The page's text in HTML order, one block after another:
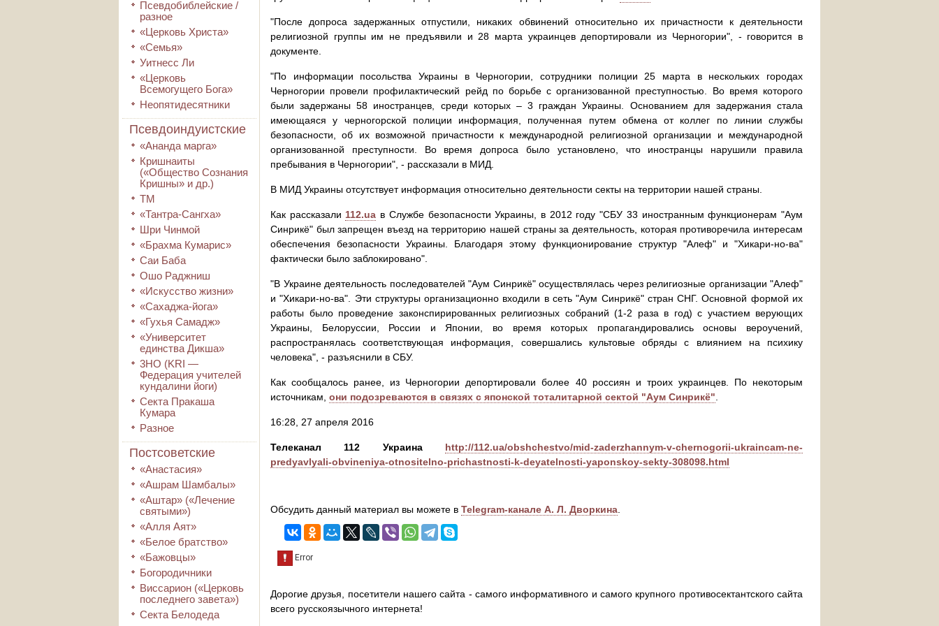
Псевдобиблейские /
разное
«Церковь Христа»
«Семья»
Уитнесс Ли
«Церковь
Всемогущего Бога»
Неопятидесятники
Псевдоиндуистские
«Ананда марга»
Кришнаиты
(«Общество Сознания
Кришны» и др.)
ТМ
«Тантра-Сангха»
Шри Чинмой
«Брахма Кумарис»
Саи Баба
Ошо Раджниш
«Искусство жизни»
«Сахаджа-йога»
«Гухья Самадж»
«Университет
единства Дикша»
3HO (KRI ―
Федерация учителей
кундалини йоги)
Секта Пракаша
Кумара
Разное
Постсоветские
«Анастасия»
«Ашрам Шамбалы»
«Аштар» («Лечение
святыми»)
«Алля Аят»
«Белое братство»
«Бажовцы»
Богородичники
Виссарион («Церковь
последнего завета»)
Секта Белодеда
"После допроса задержанных отпустили, никаких обвинений относительно их причастности к деятельности
религиозной группы им не предъявили и 28 марта украинцев депортировали из Черногории", - говорится в
документе.
"По информации посольства Украины в Черногории, сотрудники полиции 25 марта в нескольких городах
Черногории провели профилактический рейд по борьбе с организованной преступностью. Во время которого
были задержаны 58 иностранцев, среди которых – 3 граждан Украины. Основанием для задержания стала
имеющаяся у черногорской полиции информация, полученная путем обмена от коллег по линии службы
безопасности, об их возможной причастности к международной религиозной организации и международной
организованной преступности. Во время допроса было установлено, что иностранцы нарушили правила
пребывания в Черногории", - рассказали в МИД.
В МИД Украины отсутствует информация относительно деятельности секты на территории нашей страны.
Как рассказали 112.ua в Службе безопасности Украины, в 2012 году "СБУ 33 иностранным функционерам "Аум
Синрикё" был запрещен въезд на территорию нашей страны за деятельность, которая противоречила интересам
обеспечения безопасности Украины. Благодаря этому функционирование структур "Алеф" и "Хикари-но-ва"
фактически было заблокировано".
"В Украине деятельность последователей "Аум Синрикё" осуществлялась через религиозные организации "Алеф"
и "Хикари-но-ва". Эти структуры организационно входили в сеть "Аум Синрикё" стран СНГ. Основной формой их
работы было проведение законспирированных религиозных собраний (1-2 раза в год) с участием верующих
Украины, Белоруссии, России и Японии, во время которых пропагандировались основы вероучений,
распространялась соответствующая информация, совершались культовые обряды с влиянием на психику
человека", - разъяснили в СБУ.
Как сообщалось ранее, из Черногории депортировали более 40 россиян и троих украинцев. По некоторым
источникам, они подозреваются в связях с японской тоталитарной сектой "Аум Синрикё"
16:28, 27 апреля 2016
Телеканал 112 Украина
http://112.ua/obshchestvo/mid-zaderzhannym-v-chernogorii-ukraincam-ne-
predyavlyali-obvineniya-otnositelno-prichastnosti-k-deyatelnosti-yaponskoy-sekty-308098.html
Обсудить данный материал вы можете в Telegram-канале А. Л. Дворкина
Дорогие друзья, посетители нашего сайта - самого информативного и самого крупного противосектантского сайта
всего русскоязычного интернета!